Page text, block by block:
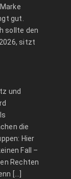
gut.
sollte den
sitzt
und
die
Hier
Fall –
Rechten
[…]